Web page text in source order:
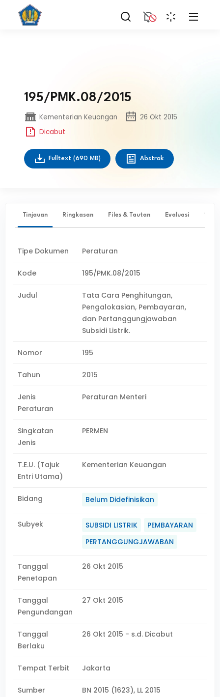
195/PMK.08/2015
Kementerian Keuangan
26 Okt 2015
Dicabut
Fulltext (690 MB) Abstrak
Tinjauan Ringkasan Files & Tautan Evaluasi ✨
Tipe Dokumen Peraturan
Kode 195/PMK.08/2015
Judul
Tata Cara Penghitungan,
Pengalokasian, Pembayaran,
dan Pertanggungjawaban
Subsidi Listrik.
Nomor 195
Tahun 2015
Jenis
Peraturan
Peraturan Menteri
Singkatan
Jenis
PERMEN
T.E.U. (Tajuk
Entri Utama)
Kementerian Keuangan
Bidang Belum Didefinisikan
Subyek SUBSIDI LISTRIK
PEMBAYARAN
PERTANGGUNGJAWABAN
Tanggal
Penetapan
26 Okt 2015
Tanggal
Pengundangan
27 Okt 2015
Tanggal
Berlaku
26 Okt 2015 - s.d. Dicabut
Tempat Terbit Jakarta
Sumber BN 2015 (1623), LL 2015